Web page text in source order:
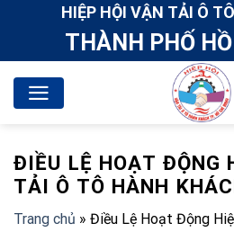
HIỆP HỘI VẬN TẢI Ô
THÀNH PHỐ
ĐIỀU LỆ HOẠT ĐỘNG
TẢI Ô TÔ HÀNH
Trang chủ » Điều Lệ Hoạt Động